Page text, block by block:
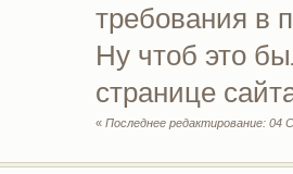
требования в
Ну чтоб это
странице
«Последнее редактирование: 04